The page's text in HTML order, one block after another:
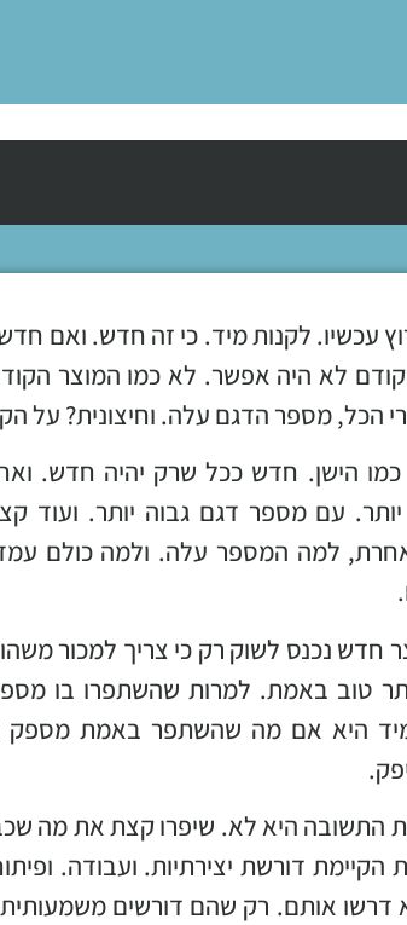
עכשיו. לקנות מיד. כי זה חדש. ואם
לא היה אפשר. לא כמו המוצר
הכל, מספר הדגם עלה. וחיצונית? על
הישן. חדש ככל שרק יהיה חדש.
עם מספר דגם גבוה יותר. ועוד
למה המספר עלה. ולמה כולם
חדש נכנס לשוק רק כי צריך למכור
טוב באמת. למרות שהשתפרו בו
היא אם מה שהשתפר באמת מספק
התשובה היא לא. שיפרו קצת את מה
הקיימת דורשת יצירתיות. ועבודה.
דרשו אותם. רק שהם דורשים